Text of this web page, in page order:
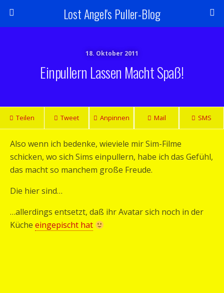
Lost Angel's Puller-Blog
18. Oktober 2011
Einpullern Lassen Macht Spaß!
Teilen Tweet Anpinnen Mail SMS
Also wenn ich bedenke, wieviele mir Sim-Filme
schicken, wo sich Sims einpullern, habe ich das Gefühl,
das macht so manchem große Freude.
Die hier sind…
…allerdings entsetzt, daß ihr Avatar sich noch in der
Küche eingepischt hat